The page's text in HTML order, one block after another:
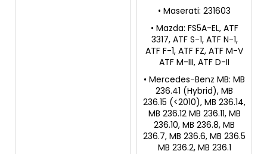
• Maserati: 231603
• Mazda: FS5A-EL, ATF
3317, ATF S-1, ATF N-1,
ATF F-1, ATF FZ, ATF M-V
ATF M-III, ATF D-II
• Mercedes-Benz MB: MB
236.41 (Hybrid), MB
236.15 (<2010), MB 236.14,
MB 236.12 MB 236.11, MB
236.10, MB 236.8, MB
236.7, MB 236.6, MB 236.5
MB 236.2, MB 236.1